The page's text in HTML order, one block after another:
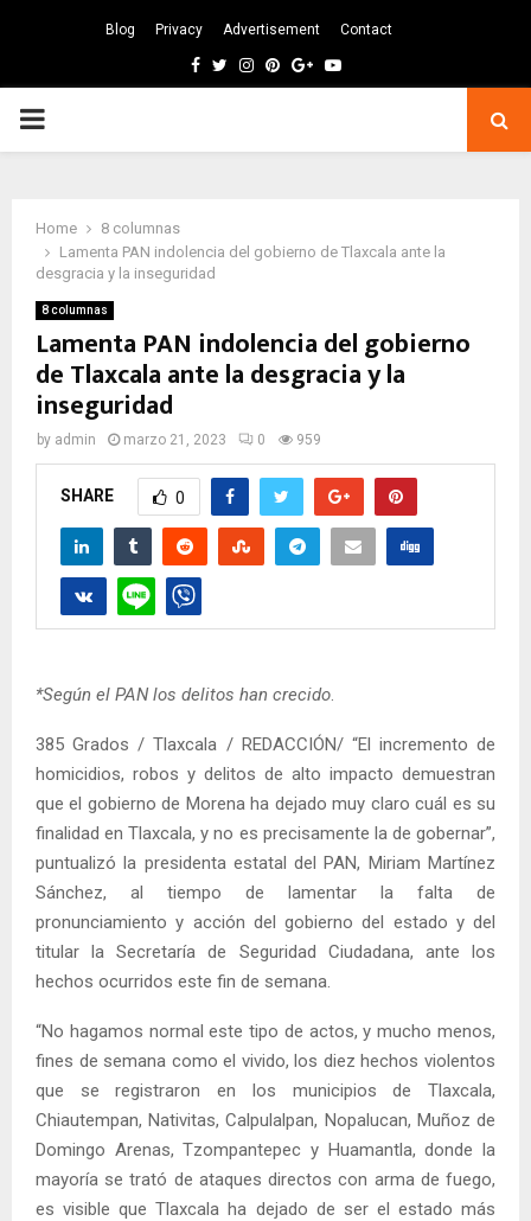
Blog Privacy Advertisement Contact
Facebook
TwitterInstagram
Pinterest
GoogleYoutube
PRIMARY
Home
8 columnas
Lamenta PAN indolencia del gobierno de Tlaxcala ante la
desgracia y la inseguridad
8 columnas
Lamenta PAN indolencia del gobierno
de Tlaxcala ante la desgracia y la
inseguridad
by admin marzo 21, 2023 0 959
SHARE 0
*Según el PAN los delitos han crecido
385 Grados / Tlaxcala / REDACCIÓN/ “El incremento de
homicidios, robos y delitos de alto impacto demuestran
que el gobierno de Morena ha dejado muy claro cuál es su
finalidad en Tlaxcala, y no es precisamente la de gobernar”,
puntualizó la presidenta estatal del PAN, Miriam Martínez
Sánchez, al tiempo de lamentar la falta de
pronunciamiento y acción del gobierno del estado y del
titular la Secretaría de Seguridad Ciudadana, ante los
hechos ocurridos este fin de semana.
“No hagamos normal este tipo de actos, y mucho menos,
fines de semana como el vivido, los diez hechos violentos
que se registraron en los municipios de Tlaxcala,
Chiautempan, Nativitas, Calpulalpan, Nopalucan, Muñoz de
Domingo Arenas, Tzompantepec y Huamantla, donde la
mayoría se trató de ataques directos con arma de fuego,
es visible que Tlaxcala ha dejado de ser el estado más